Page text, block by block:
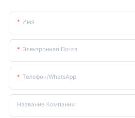
Имя
Электронная Почта
Телефон/WhatsApp
Название Компании